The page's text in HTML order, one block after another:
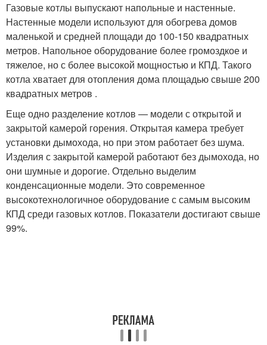
Газовые котлы выпускают напольные и настенные.
Настенные модели используют для обогрева домов
маленькой и средней площади до 100-150 квадратных
метров. Напольное оборудование более громоздкое и
тяжелое, но с более высокой мощностью и КПД. Такого
котла хватает для отопления дома площадью свыше 200
квадратных метров .
Еще одно разделение котлов — модели с открытой и
закрытой камерой горения. Открытая камера требует
установки дымохода, но при этом работает без шума.
Изделия с закрытой камерой работают без дымохода, но
они шумные и дорогие. Отдельно выделим
конденсационные модели. Это современное
высокотехнологичное оборудование с самым высоким
КПД среди газовых котлов. Показатели достигают свыше
99%.